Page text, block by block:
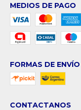
MEDIOS DE PAGO
FORMAS DE ENVÍO
CONTACTANOS